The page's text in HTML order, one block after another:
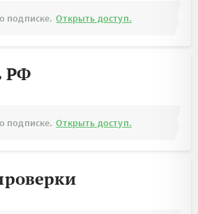
подписке. Открыть доступ.
РФ
подписке. Открыть доступ.